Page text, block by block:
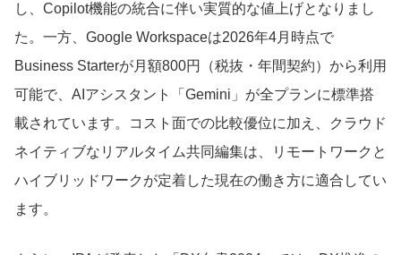
し、Copilot機能の統合に伴い実質的な値上げとなりまし
た。一方、Google Workspaceは2026年4月時点で
Business Starterが月額800円（税抜・年間契約）から利用
可能で、AIアシスタント「Gemini」が全プランに標準搭
載されています。コスト面での比較優位に加え、クラウド
ネイティブなリアルタイム共同編集は、リモートワークと
ハイブリッドワークが定着した現在の働き方に適合してい
ます。